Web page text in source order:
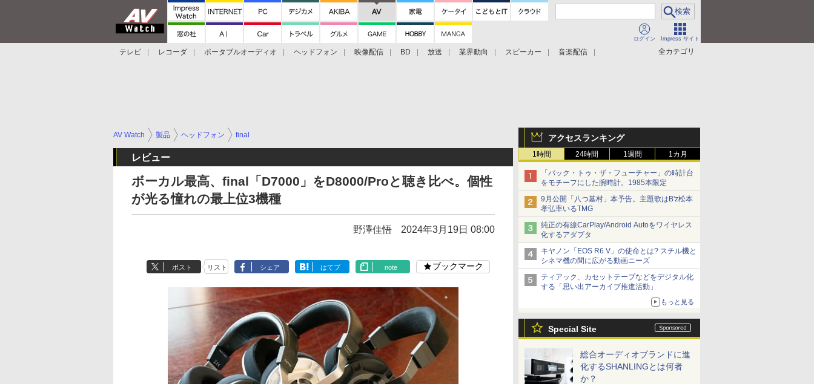
ログイン Impress サイト
全カテゴリ
テレビ レコーダ ポータブルオーディオ ヘッドフォン 映像配信 BD 放送 業界動向 スピーカー
音楽配信
アクセスランキング
1時間 24時間 1週間 1カ月
「バック・トゥ・ザ・フューチャー」の時計台
をモチーフにした腕時計。1985本限定
9月公開「八つ墓村」本予告。主題歌はB'z松本
孝弘率いるTMG
純正の有線CarPlay/Android Autoをワイヤレス
化するアダプタ
キヤノン「EOS R6 V」の使命とは? スチル機と
シネマ機の間に広がる動画ニーズ
ティアック、カセットテープなどをデジタル化
する「思い出アーカイブ推進活動」
もっと見る
Special Site
総合オーディオブランドに進
化するSHANLINGとは何者
か？
AV Watch 製品 ヘッドフォン final
レビュー
ボーカル最高、final「D7000」をD8000/Proと聴き比べ。個性
が光る憧れの最上位3機種
野澤佳悟 2024年3月19日 08:00
ポスト リスト シェア はてブ note ブックマーク